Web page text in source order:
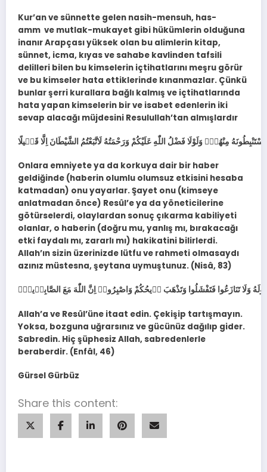
Kur’an ve sünnette gelen nasih-mensuh, has-
amm ve mutlak-mukayet gibi hükümlerin olduğuna
inanır Arapçası yüksek olan bu alimlerin kitap,
sünnet, icma, kıyas ve sahabe kavlinden tafsili
delilleri bilen bu kimselerin içtihatlarını meşru görür
ve bu kimseler hata ettiklerinde kınanmazlar. Çünkü
bunlar şerri kurallara bağlı kalmış ve içtihatlarında
hata yapan kimselerin bir ve isabet edenlerin iki
sevap alacağı müjdesini Resulullah’tan almışlardır
Onlara emniyete ya da korkuya dair bir haber
geldiğinde (haberin olumlu olumsuz etkisini hesaba
katmadan) onu yayarlar. Şayet onu (kimseye
anlatmadan önce) Resûl’e ya da yöneticilerine
götürselerdi, olaylardan sonuç çıkarma kabiliyeti
olanlar, o haberin (doğru mu, yanlış mı, bırakacağı
etki faydalı mı, zararlı mı) hakikatini bilirlerdi.
Allah’ın sizin üzerinizde lütfu ve rahmeti olmasaydı
azınız müstesna, şeytana uymuştunuz. (Nisâ, 83)
Allah’a ve Resûl’üne itaat edin. Çekişip tartışmayın.
Yoksa, bozguna uğrarsınız ve gücünüz dağılıp gider.
Sabredin. Hiç şüphesiz Allah, sabredenlerle
beraberdir. (Enfâl, 46)
Gürsel Gürbüz
Share this content: